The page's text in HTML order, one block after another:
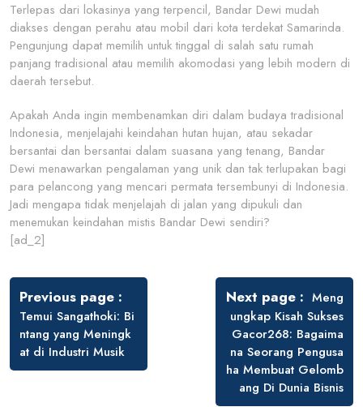
Terlepas dari lokasinya yang terpencil, Bandar Dewi mudah
diakses dengan perahu atau mobil dari kota terdekat Samarinda.
Pengunjung dapat memilih untuk tinggal di salah satu rumah
panjang tradisional atau memilih akomodasi yang lebih modern di
daerah tersebut.
Apakah Anda ingin membenamkan diri dalam budaya tradisional
Indonesia, menjelajahi keindahan hutan hujan, atau sekadar
bersantai dan bersantai dalam suasana yang tenang, Bandar
Dewi menawarkan pengalaman yang unik dan tak terlupakan bagi
para pelancong yang mencari permata tersembunyi di Indonesia.
Jadi mengapa tidak menjelajah di jalan yang dipukuli dan
menemukan keindahan mistis Bandar Dewi sendiri?
[ad_2]
Post
navigation
Previous page
Temui Sangathoki: Bi
ntang yang Meningk
at di Industri Musik
Next page
Meng
ungkap Kisah Sukses
Gacor268: Bagaima
na Seorang Pengusa
ha Membuat Gelomb
ang Di Dunia Bisnis